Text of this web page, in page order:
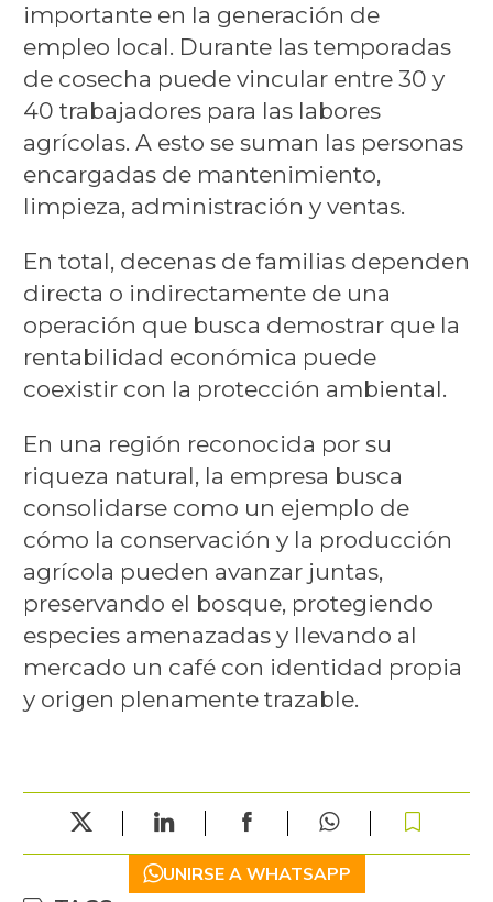
importante en la generación de
empleo local. Durante las temporadas
de cosecha puede vincular entre 30 y
40 trabajadores para las labores
agrícolas. A esto se suman las personas
encargadas de mantenimiento,
limpieza, administración y ventas.
En total, decenas de familias dependen
directa o indirectamente de una
operación que busca demostrar que la
rentabilidad económica puede
coexistir con la protección ambiental.
En una región reconocida por su
riqueza natural, la empresa busca
consolidarse como un ejemplo de
cómo la conservación y la producción
agrícola pueden avanzar juntas,
preservando el bosque, protegiendo
especies amenazadas y llevando al
mercado un café con identidad propia
y origen plenamente trazable.
UNIRSE A WHATSAPP